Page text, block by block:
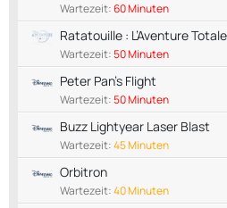
Wartezeit:60 Minuten
Ratatouille : L’Aventure
Wartezeit:50 Minuten
Peter Pan's Flight
Wartezeit:50 Minuten
Buzz Lightyear Laser Blast
Wartezeit:45 Minuten
Orbitron
Wartezeit:40 Minuten